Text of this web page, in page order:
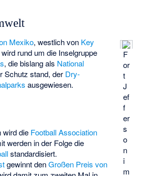
F
or
t
J
ef
f
er
s
o
n
i
m
Mexiko, westlich von Key
rund um die Inselgruppe
, die bislang als National
Schutz stand, der Dry-
ausgewiesen.
wird die Football Association
werden in der Folge die
standardisiert.
gewinnt denGroßen Preis von